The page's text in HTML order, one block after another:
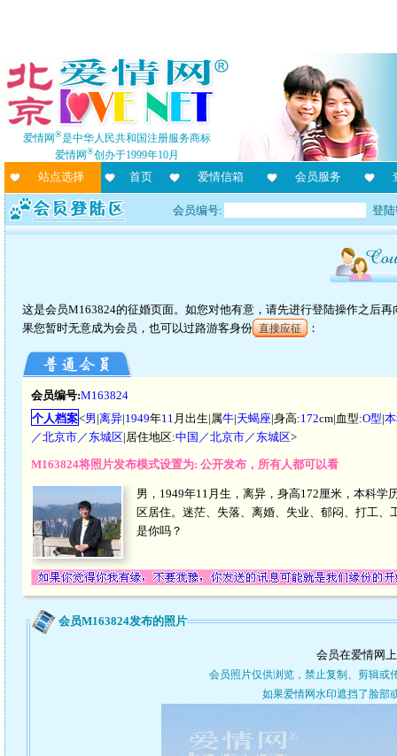
爱情网®是中华人民共和国注册服务商标
爱情网®创办于1999年10月
站点选择 首页 爱情信箱 会员服务
会员编号: 登
这是会员M163824的征婚页面。如您对他有意，请先进行登陆操作之后
果您暂时无意成为会员，也可以过路游客身份 直接应征 ：
会员编号:M163824
个人档案<男|离异|1949年11 月出生|属牛|天蝎座|身高:172cm|血型:O型|
／北京市／东城区|居住地区:中国／北京市／东城区>
M163824将照片发布模式设置为: 公开发布，所有人都可以看
男，1949年11月生，离异，身高172厘米，本科学
区居住。迷茫、失落、离婚、失业、郁闷、打工
是你吗？
会员M163824发布的照片
会员在爱情网
会员照片仅供浏览，禁止复制、剪辑或
如果爱情网水印遮挡了脸部